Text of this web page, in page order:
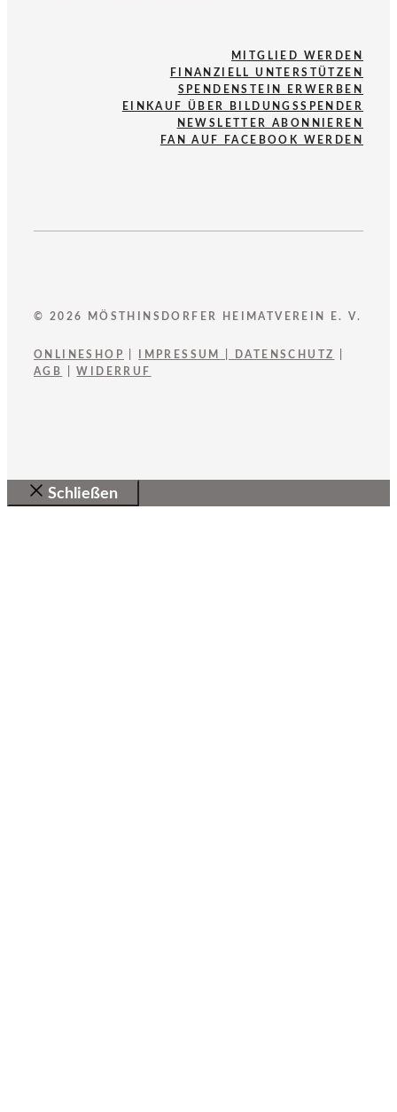
MITGLIED WERDEN
FINANZIELL UNTERSTÜTZEN
SPENDENSTEIN ERWERBEN
EINKAUF ÜBER BILDUNGSSPENDER
NEWSLETTER ABONNIEREN
FAN AUF FACEBOOK WERDEN
© 2026 MÖSTHINSDORFER HEIMATVEREIN E. V.
ONLINESHOP IMPRESSUM DATENSCHUTZ
AGB
|WIDERRUF
Schließen